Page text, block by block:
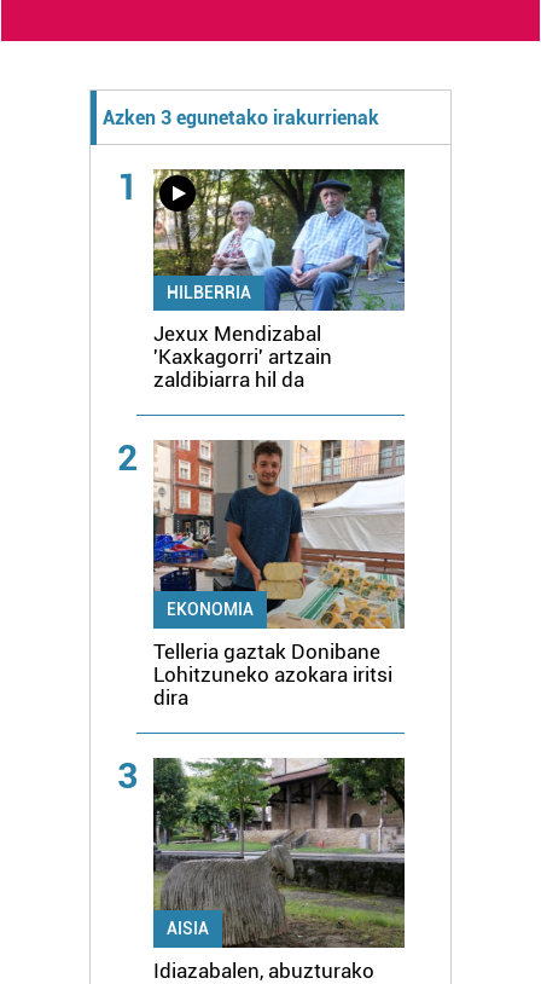
Azken 3 egunetako irakurrienak
1
HILBERRIA
Jexux Mendizabal
'Kaxkagorri' artzain
zaldibiarra hil da
2
EKONOMIA
Telleria gaztak Donibane
Lohitzuneko azokara iritsi
dira
3
AISIA
Idiazabalen, abuzturako